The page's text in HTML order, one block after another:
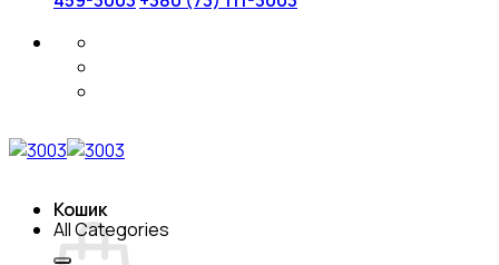
Кошик
All Categories